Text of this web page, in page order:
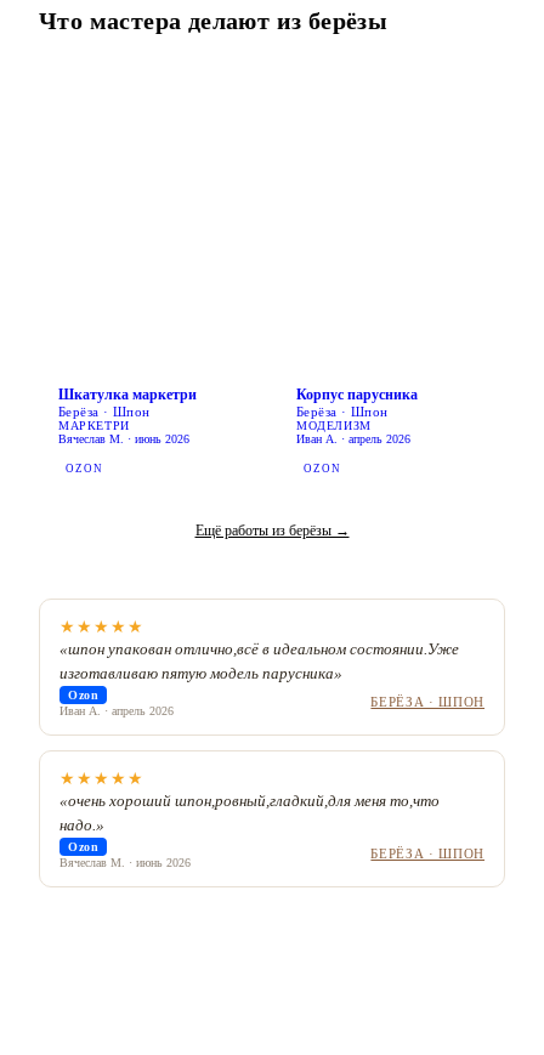
Что мастера делают из берёзы
Шкатулка маркетри
Берёза · Шпон
МАРКЕТРИ
Вячеслав М. · июнь 2026
OZON
Корпус парусника
Берёза · Шпон
МОДЕЛИЗМ
Иван А. · апрель 2026
OZON
Ещё работы из берёзы →
★ ★ ★ ★ ★
«шпон упакован отлично,всё в идеальном состоянии.Уже
изготавливаю пятую модель парусника»
Ozon
Иван А. · апрель 2026
БЕРЁЗА · ШПОН
★ ★ ★ ★ ★
«очень хороший шпон,ровный,гладкий,для меня то,что
надо.»
Ozon
Вячеслав М. · июнь 2026
БЕРЁЗА · ШПОН